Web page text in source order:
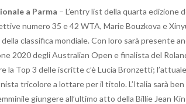
a Parma – L’entry list della quarta
numero 35 e 42 WTA, Marie Bouzkova e
classifica mondiale. Con loro sarà presente
2020 degli Australian Open e finalista del
la Top 3 delle iscritte c’è Lucia Bronzetti;
tricolore a lottare per il titolo. L’Italia sarà
giungere all’ultimo atto della Billie Jean